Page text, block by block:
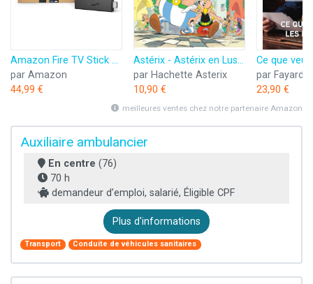
Amazon Fire TV Stick HD (Nouvelle génération) | TV gratuite et en direct, télécommande vocale Alexa, contrôle de la maison connectée, streaming HD
par Amazon
44,99 €
Astérix - Astérix en Lusitanie - n°41
par Hachette Asterix
10,90 €
par Fayard
23,90 €
meilleures ventes chez notre partenaire Amazon
Auxiliaire ambulancier
En centre (76)
70 h
demandeur d’emploi, salarié, Éligible CPF
Plus d'informations
Transport Conduite de véhicules sanitaires